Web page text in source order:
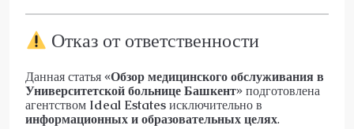
Отказ от ответственности
Данная статья«Обзор медицинского обслуживания в
Университетской больнице Башкент»подготовлена
агентством Ideal Estatesисключительно в
информационных и образовательных целях.